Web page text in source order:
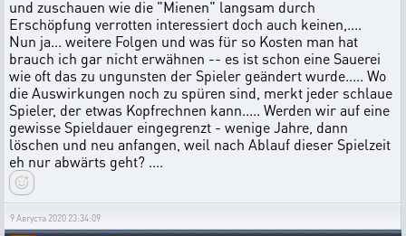
und zuschauen wie die "Mienen" langsam durch
Erschöpfung verrotten interessiert doch auch keinen,....
Nun ja... weitere Folgen und was für so Kosten man hat
brauch ich gar nicht erwähnen -- es ist schon eine Sauerei
wie oft das zu ungunsten der Spieler geändert wurde..... Wo
die Auswirkungen noch zu spüren sind, merkt jeder schlaue
Spieler, der etwas Kopfrechnen kann..... Werden wir auf eine
gewisse Spieldauer eingegrenzt - wenige Jahre, dann
löschen und neu anfangen, weil nach Ablauf dieser Spielzeit
eh nur abwärts geht? ....
9 Августа 2020 23:34:09